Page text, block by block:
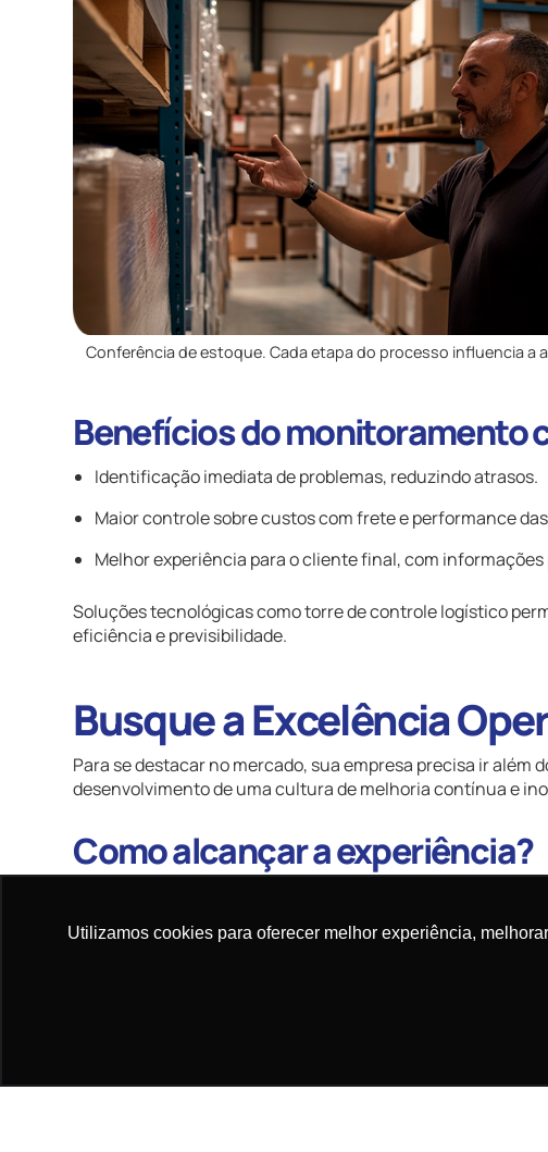
Utilizamos cookies para oferecer melhor experiência,
Conferência de estoque. Cada etapa do processo influencia a
Benefícios do monitoramento
Identificação imediata de problemas, reduzindo atrasos.
Maior controle sobre custos com frete e performance
Melhor experiência para o cliente final, com
Soluções tecnológicas como torre de controle logístico
eficiência e previsibilidade.
Busque a Excelência
Para se destacar no mercado, sua empresa precisa ir além
desenvolvimento de uma cultura de melhoria contínua e
Como alcançar a experiência?
Uso de dados e indicadores logísticos para tomada de
Empresas que investem na digitalização da logística
Quer otimizar sua gestão de fretes? Clique aqui e saiba